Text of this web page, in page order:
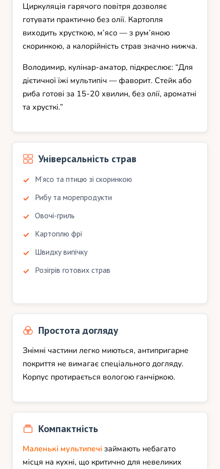
Циркуляція гарячого повітря дозволяє
готувати практично без олії. Картопля
виходить хрусткою, м’ясо — з рум’яною
скоринкою, а калорійність страв значно нижча.
Володимир, кулінар-аматор, підкреслює: “Для
дієтичної їжі мультипіч — фаворит. Стейк або
риба готові за 15-20 хвилин, без олії, ароматні
та хрусткі.”
Універсальність страв
М’ясо та птицю зі скоринкою
Рибу та морепродукти
Овочі-гриль
Картоплю фрі
Швидку випічку
Розігрів готових страв
Простота догляду
Знімні частини легко миються, антипригарне
покриття не вимагає спеціального догляду.
Корпус протирається вологою ганчіркою.
Компактність
Маленькі мультипечі займають небагато
місця на кухні, що критично для невеликих